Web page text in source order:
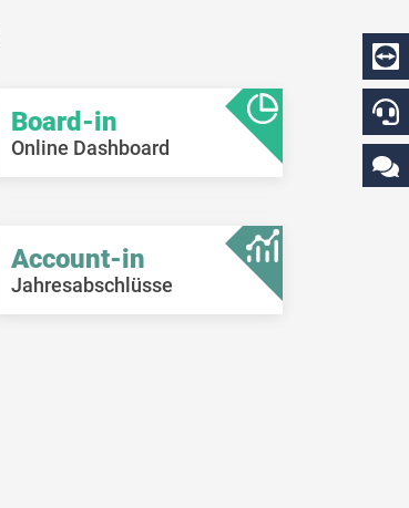
Board-in
Online Dashboard
Account-in
Jahresabschlüsse